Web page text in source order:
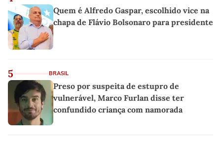
Quem é Alfredo Gaspar, escolhido vice na
chapa de Flávio Bolsonaro para presidente
5 BRASIL
Preso por suspeita de estupro de
vulnerável, Marco Furlan disse ter
confundido criança com namorada